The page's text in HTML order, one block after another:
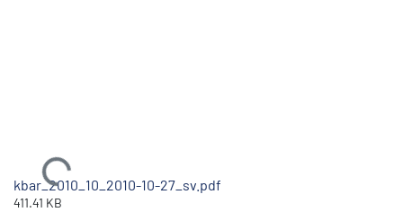
Ladataan...
kbar_2010_10_2010-10-27_sv.pdf
411.41 KB